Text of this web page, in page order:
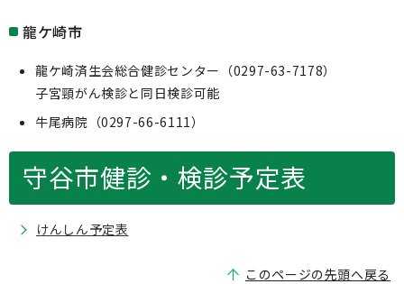
龍ケ崎市
龍ケ崎済生会総合健診センター（0297-63-7178）
子宮頸がん検診と同日検診可能
牛尾病院（0297-66-6111）
守谷市健診・検診予定表
けんしん予定表
このページの先頭へ戻る